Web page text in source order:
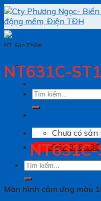
Skip
to
content
Tìm
Chưa có sản
0962.076.138
Tìm
NT, Sản Phẩm
NT631C-
Màn hình cảm ứng màu